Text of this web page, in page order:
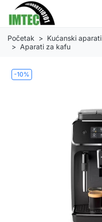
Početak Kućanski aparati
Aparati za kafu
-10%